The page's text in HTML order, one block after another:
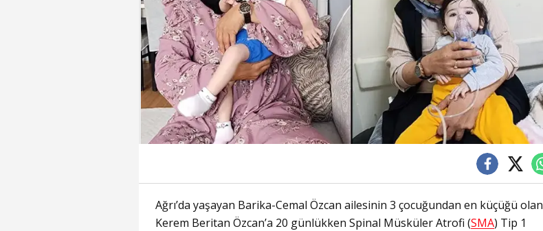
Ağrı’da yaşayan Barika-Cemal Özcan ailesinin 3 çocuğundan en küçüğü olan
Kerem Beritan Özcan’a 20 günlükken Spinal Müsküler Atrofi (SMA) Tip 1